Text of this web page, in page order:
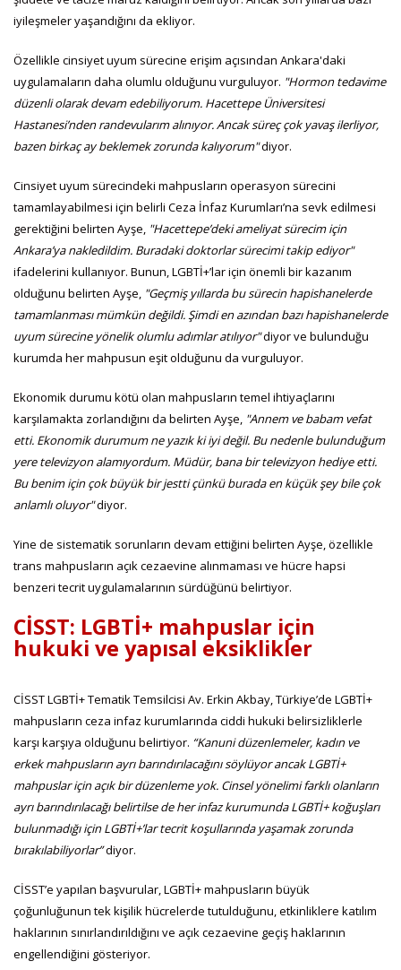
iyileşmeler yaşandığını da ekliyor.
Özellikle cinsiyet uyum sürecine erişim açısından Ankara'daki
uygulamaların daha olumlu olduğunu vurguluyor. "Hormon tedavime
düzenli olarak devam edebiliyorum. Hacettepe Üniversitesi
Hastanesi’nden randevularım alınıyor. Ancak süreç çok yavaş ilerliyor,
bazen birkaç ay beklemek zorunda kalıyorum"diyor.
Cinsiyet uyum sürecindeki mahpusların operasyon sürecini
tamamlayabilmesi için belirli Ceza İnfaz Kurumları’na sevk edilmesi
gerektiğini belirten Ayşe, "Hacettepe’deki ameliyat sürecim için
Ankara’ya nakledildim. Buradaki doktorlar sürecimi takip ediyor"
ifadelerini kullanıyor. Bunun, LGBTİ+’lar için önemli bir kazanım
olduğunu belirten Ayşe, "Geçmiş yıllarda bu sürecin hapishanelerde
tamamlanması mümkün değildi. Şimdi en azından bazı hapishanelerde
uyum sürecine yönelik olumlu adımlar atılıyor"diyor ve bulunduğu
kurumda her mahpusun eşit olduğunu da vurguluyor.
Ekonomik durumu kötü olan mahpusların temel ihtiyaçlarını
karşılamakta zorlandığını da belirten Ayşe, "Annem ve babam vefat
etti. Ekonomik durumum ne yazık ki iyi değil. Bu nedenle bulunduğum
yere televizyon alamıyordum. Müdür, bana bir televizyon hediye etti.
Bu benim için çok büyük bir jestti çünkü burada en küçük şey bile çok
anlamlı oluyor"diyor.
Yine de sistematik sorunların devam ettiğini belirten Ayşe, özellikle
trans mahpusların açık cezaevine alınmaması ve hücre hapsi
benzeri tecrit uygulamalarının sürdüğünü belirtiyor.
CİSST: LGBTİ+ mahpuslar için
hukuki ve yapısal eksiklikler
CİSST LGBTİ+ Tematik Temsilcisi Av. Erkin Akbay, Türkiye’de LGBTİ+
mahpusların ceza infaz kurumlarında ciddi hukuki belirsizliklerle
karşı karşıya olduğunu belirtiyor. “Kanuni düzenlemeler, kadın ve
erkek mahpusların ayrı barındırılacağını söylüyor ancak LGBTİ+
mahpuslar için açık bir düzenleme yok. Cinsel yönelimi farklı olanların
ayrı barındırılacağı belirtilse de her infaz kurumunda LGBTİ+ koğuşları
bulunmadığı için LGBTİ+’lar tecrit koşullarında yaşamak zorunda
bırakılabiliyorlar”diyor.
CİSST’e yapılan başvurular, LGBTİ+ mahpusların büyük
çoğunluğunun tek kişilik hücrelerde tutulduğunu, etkinliklere katılım
haklarının sınırlandırıldığını ve açık cezaevine geçiş haklarının
engellendiğini gösteriyor.